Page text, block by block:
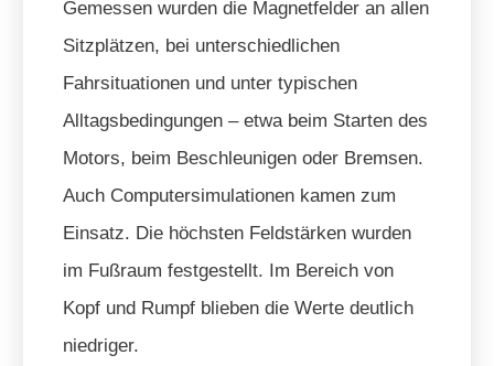
Gemessen wurden die Magnetfelder an allen
Sitzplätzen, bei unterschiedlichen
Fahrsituationen und unter typischen
Alltagsbedingungen – etwa beim Starten des
Motors, beim Beschleunigen oder Bremsen.
Auch Computersimulationen kamen zum
Einsatz. Die höchsten Feldstärken wurden
im Fußraum festgestellt. Im Bereich von
Kopf und Rumpf blieben die Werte deutlich
niedriger.